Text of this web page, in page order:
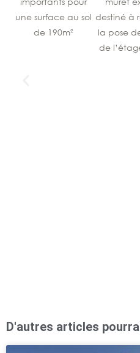
une surface au sol
de 190m²
destiné à
la pose
de
D'autres articles